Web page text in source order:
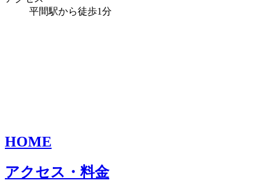
平間駅から徒歩1分
HOME
アクセス・料金